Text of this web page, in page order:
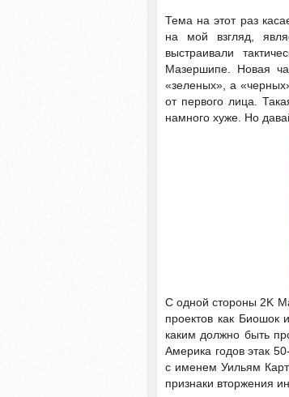
Тема на этот раз
на мой взгляд,
выстраивали
Мазершипе. Новая
«зеленых», а
от первого лица.
намного хуже. Но
С одной стороны 2K
проектов как Биошок
каким должно быть
Америка годов этак
с именем Уильям
признаки вторжения